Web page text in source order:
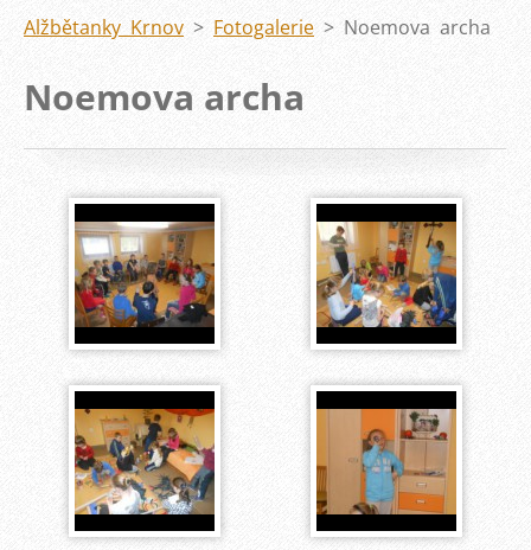
Alžbětanky Krnov > Fotogalerie > Noemova archa
Noemova archa